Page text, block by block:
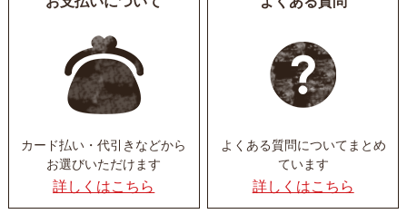
カード払い・代引きなどから
お選びいただけます
詳しくはこちら
よくある質問について まとめ
ています
詳しくはこちら